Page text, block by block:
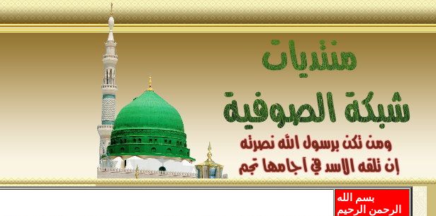
بسم الله
الرحمن الرحيم